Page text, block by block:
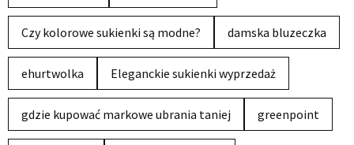
Czy kolorowe sukienki są modne? damska bluzeczka
ehurtwolka Eleganckie sukienki wyprzedaż
gdzie kupować markowe ubrania taniej greenpoint